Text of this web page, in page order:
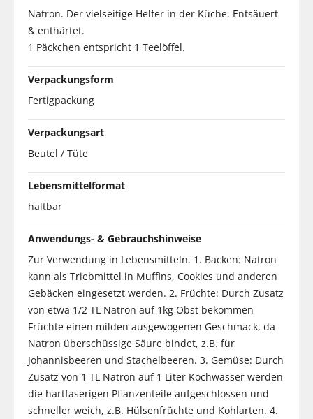
Natron. Der vielseitige Helfer in der Küche. Entsäuert
& enthärtet.
1 Päckchen entspricht 1 Teelöffel.
Verpackungsform
Fertigpackung
Verpackungsart
Beutel / Tüte
Lebensmittelformat
haltbar
Anwendungs- & Gebrauchshinweise
Zur Verwendung in Lebensmitteln. 1. Backen: Natron
kann als Triebmittel in Muffins, Cookies und anderen
Gebäcken eingesetzt werden. 2. Früchte: Durch Zusatz
von etwa 1/2 TL Natron auf 1kg Obst bekommen
Früchte einen milden ausgewogenen Geschmack, da
Natron überschüssige Säure bindet, z.B. für
Johannisbeeren und Stachelbeeren. 3. Gemüse: Durch
Zusatz von 1 TL Natron auf 1 Liter Kochwasser werden
die hartfaserigen Pflanzenteile aufgeschlossen und
schneller weich, z.B. Hülsenfrüchte und Kohlarten. 4.